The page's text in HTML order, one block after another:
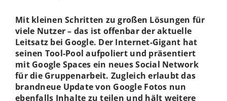
Mit kleinen Schritten zu großen Lösungen für
viele Nutzer – das ist offenbar der aktuelle
Leitsatz bei Google. Der Internet-Gigant hat
seinen Tool-Pool aufpoliert und präsentiert
mit Google Spaces ein neues Social Network
für die Gruppenarbeit. Zugleich erlaubt das
brandneue Update von Google Fotos nun
ebenfalls Inhalte zu teilen und hält weitere